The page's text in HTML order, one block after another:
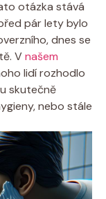
otázka stává
pár lety bylo
dnes se
Vnašem
lidí rozhodlo
skutečně
nebo stále